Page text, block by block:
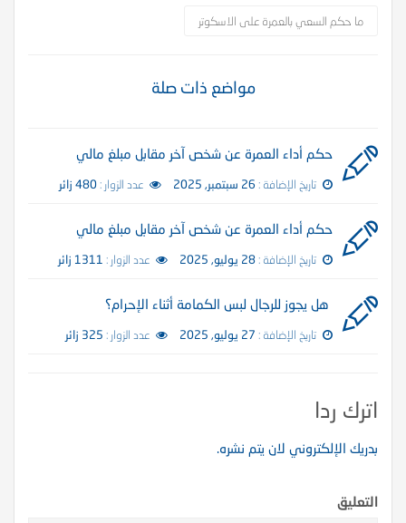
ما حكم السعي بالعمرة على الاسكوتر
مواضع ذات صلة
حكم أداء العمرة عن شخص آخر مقابل مبلغ مالي
تاريخ الإضافة : 26 سبتمبر, 2025 عدد الزوار :480 زائر
حكم أداء العمرة عن شخص آخر مقابل مبلغ مالي
تاريخ الإضافة :28 يوليو, 2025 عدد الزوار : 1311 زائر
هل يجوز للرجال لبس الكمامة أثناء الإحرام؟
تاريخ الإضافة : 27 يوليو, 2025 عدد الزوار : 325 زائر
اترك ردا
بدريك الإلكتروني لان يتم نشره.
التعليق